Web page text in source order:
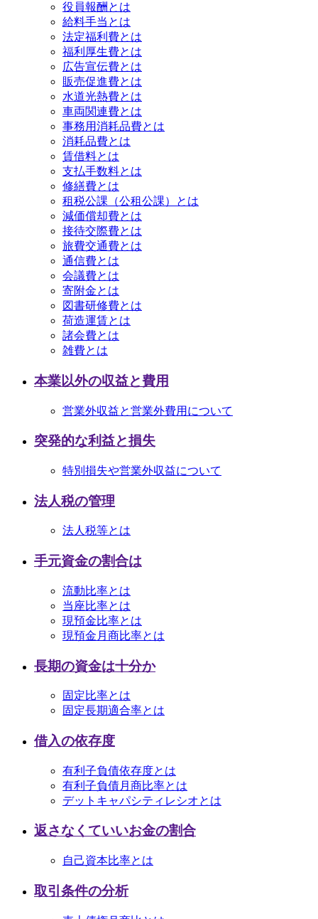
役員報酬とは
給料手当とは
法定福利費とは
福利厚生費とは
広告宣伝費とは
販売促進費とは
水道光熱費とは
車両関連費とは
事務用消耗品費とは
消耗品費とは
賃借料とは
支払手数料とは
修繕費とは
租税公課（公租公課）とは
減価償却費とは
接待交際費とは
旅費交通費とは
通信費とは
会議費とは
寄附金とは
図書研修費とは
荷造運賃とは
諸会費とは
雑費とは
本業以外の収益と費用
営業外収益と営業外費用について
突発的な利益と損失
特別損失や営業外収益について
法人税の管理
法人税等とは
手元資金の割合は
流動比率とは
当座比率とは
現預金比率とは
現預金月商比率とは
長期の資金は十分か
固定比率とは
固定長期適合率とは
借入の依存度
有利子負債依存度とは
有利子負債月商比率とは
デットキャパシティレシオとは
返さなくていいお金の割合
自己資本比率とは
取引条件の分析